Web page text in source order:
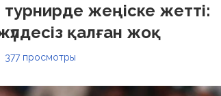
жеңіске жетті:
қалған жоқ
377просмотры